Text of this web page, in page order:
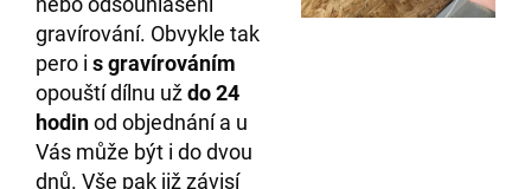
gravírování. Obvykle tak
pero i s gravírováním
opouští dílnu uždo 24
hodinod objednání a u
Vás může být i do dvou
dnů. Vše pak již závisí